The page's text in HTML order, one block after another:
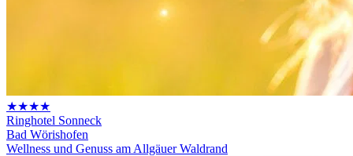
★★★★
Ringhotel Sonneck
Bad Wörishofen
Wellness und Genuss am Allgäuer Waldrand